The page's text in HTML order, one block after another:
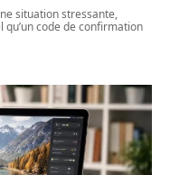
situation stressante,
qu’un code de confirmation